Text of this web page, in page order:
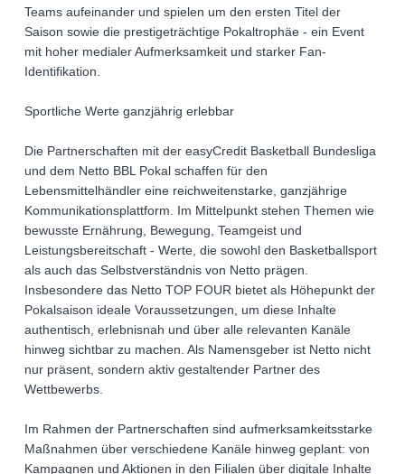
Teams aufeinander und spielen um den ersten Titel der
Saison sowie die prestigeträchtige Pokaltrophäe - ein Event
mit hoher medialer Aufmerksamkeit und starker Fan-
Identifikation.
Sportliche Werte ganzjährig erlebbar
Die Partnerschaften mit der easyCredit Basketball Bundesliga
und dem Netto BBL Pokal schaffen für den
Lebensmittelhändler eine reichweitenstarke, ganzjährige
Kommunikationsplattform. Im Mittelpunkt stehen Themen wie
bewusste Ernährung, Bewegung, Teamgeist und
Leistungsbereitschaft - Werte, die sowohl den Basketballsport
als auch das Selbstverständnis von Netto prägen.
Insbesondere das Netto TOP FOUR bietet als Höhepunkt der
Pokalsaison ideale Voraussetzungen, um diese Inhalte
authentisch, erlebnisnah und über alle relevanten Kanäle
hinweg sichtbar zu machen. Als Namensgeber ist Netto nicht
nur präsent, sondern aktiv gestaltender Partner des
Wettbewerbs.
Im Rahmen der Partnerschaften sind aufmerksamkeitsstarke
Maßnahmen über verschiedene Kanäle hinweg geplant: von
Kampagnen und Aktionen in den Filialen über digitale Inhalte